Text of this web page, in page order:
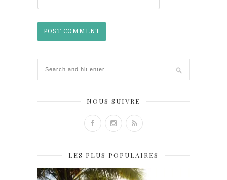
NOUS SUIVRE
LES PLUS POPULAIRES